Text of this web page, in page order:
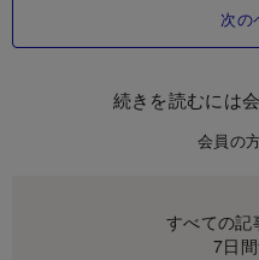
次の
続きを読むには
会員の
すべての記
7日